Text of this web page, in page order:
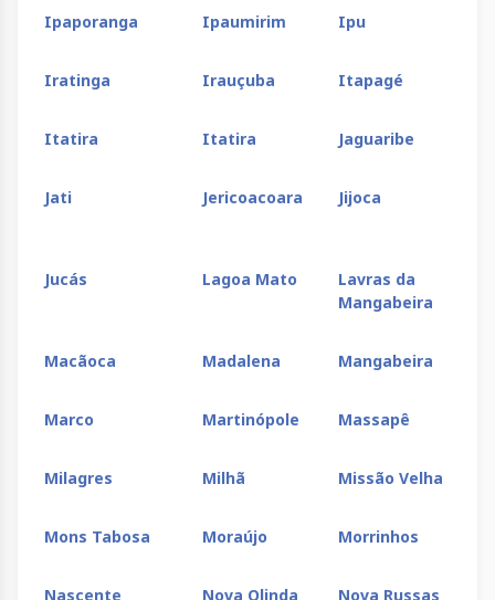
Ipaporanga Ipaumirim Ipu
Iratinga Irauçuba Itapagé
Itatira Itatira Jaguaribe
Jati Jericoacoara Jijoca
Jucás Lagoa Mato
Lavras da
Mangabeira
Macãoca Madalena Mangabeira
Marco Martinópole Massapê
Milagres Milhã Missão Velha
Mons Tabosa Moraújo Morrinhos
Nascente Nova Olinda Nova Russas